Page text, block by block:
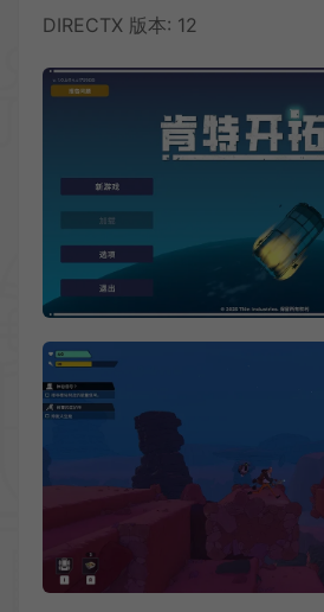
DIRECTX 版本: 12